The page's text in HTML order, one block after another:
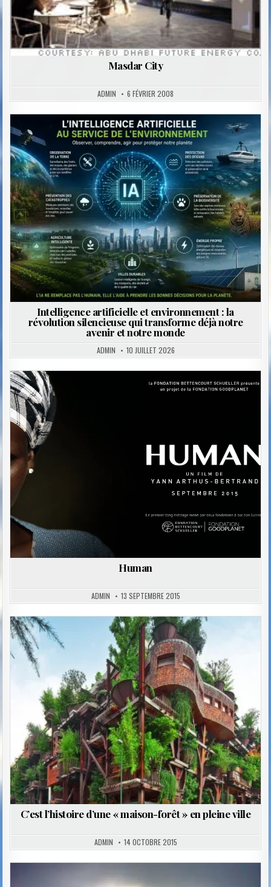
Masdar City
ADMIN 6 FÉVRIER 2008
Posted
in
Intelligence artificielle et environnement : la
révolution silencieuse qui transforme déjà notre
avenir et notre monde
ADMIN 10 JUILLET 2026
Human
ADMIN 13 SEPTEMBRE 2015
Posted
C’est l’histoire d’une « maison-forêt » en pleine ville
ADMIN 14 OCTOBRE 2015